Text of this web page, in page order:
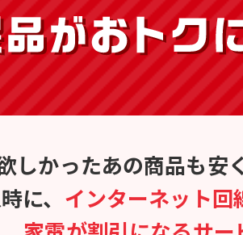
しかったあの商品も安
に、 インターネット回